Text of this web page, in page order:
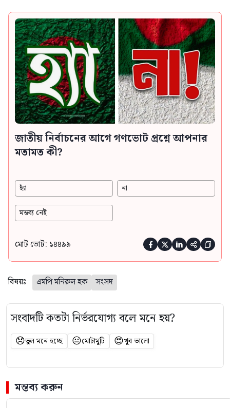
জাতীয় নির্বাচনের আগে গণভোট প্রশ্নে আপনার
মতামত কী?
হ্যাঁ না
মন্তব্য নেই
মোট ভোট: ১৪৪৯৯     
বিষয়ঃ এমপি মনিরুল হক সংসদ
সংবাদটি কতটা নির্ভরযোগ্য বলে মনে হয়?
😞ভুল মনে হচ্ছে 😐মোটামুটি 😍খুব ভালো
মন্তব্য করুন